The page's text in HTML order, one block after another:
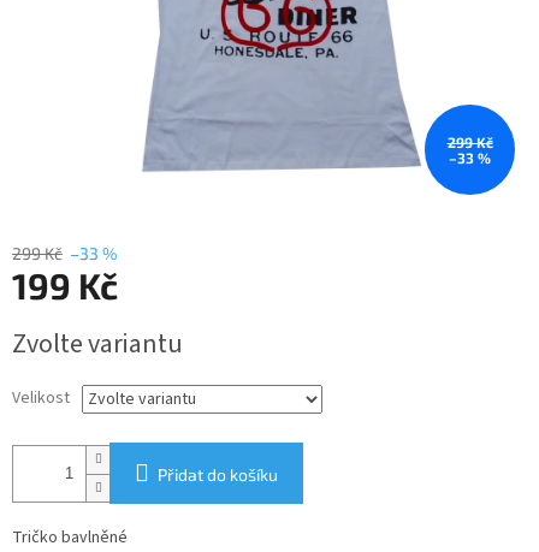
299 Kč
–33 %
299 Kč –33 %
199 Kč
cena:
Zvolte variantu
Velikost
Přidat do košíku
Tričko bavlněné